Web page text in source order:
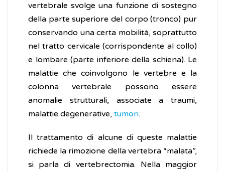
vertebrale svolge una funzione di sostegno
della parte superiore del corpo (tronco) pur
conservando una certa mobilità, soprattutto
nel tratto cervicale (corrispondente al collo)
e lombare (parte inferiore della schiena). Le
malattie che coinvolgono le vertebre e la
colonna vertebrale possono essere
anomalie strutturali, associate a traumi,
malattie degenerative, tumori.
Il trattamento di alcune di queste malattie
richiede la rimozione della vertebra “malata”,
si parla di vertebrectomia. Nella maggior